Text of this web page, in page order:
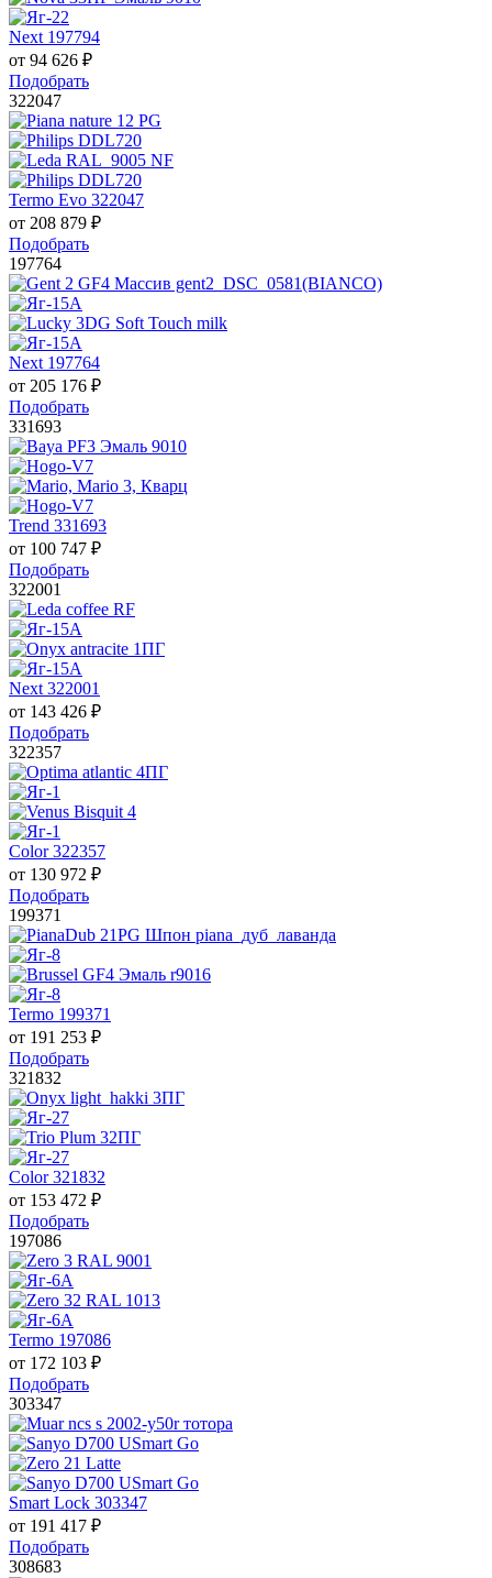
Next 197794
от 94 626 ₽
Подобрать
322047
Termo Evo 322047
от 208 879 ₽
Подобрать
197764
Next 197764
от 205 176 ₽
Подобрать
331693
Trend 331693
от 100 747 ₽
Подобрать
322001
Next 322001
от 143 426 ₽
Подобрать
322357
Color 322357
от 130 972 ₽
Подобрать
199371
Termo 199371
от 191 253 ₽
Подобрать
321832
Color 321832
от 153 472 ₽
Подобрать
197086
Termo 197086
от 172 103 ₽
Подобрать
303347
Smart Lock 303347
от 191 417 ₽
Подобрать
308683